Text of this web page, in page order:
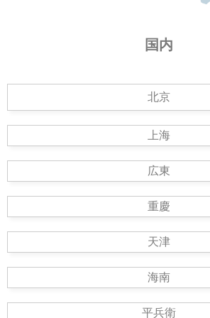
国内
北京
上海
広東
重慶
天津
海南
平兵衛